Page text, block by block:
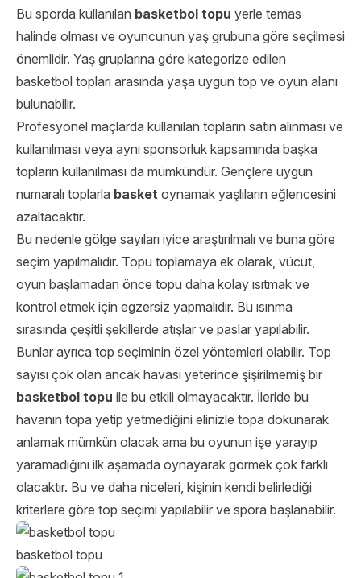
Bu sporda kullanılan basketbol topu yerle temas
halinde olması ve oyuncunun yaş grubuna göre seçilmesi
önemlidir. Yaş gruplarına göre kategorize edilen
basketbol topları arasında yaşa uygun top ve oyun alanı
bulunabilir.
Profesyonel maçlarda kullanılan topların satın alınması ve
kullanılması veya aynı sponsorluk kapsamında başka
topların kullanılması da mümkündür. Gençlere uygun
numaralı toplarla basket oynamak yaşlıların eğlencesini
azaltacaktır.
Bu nedenle gölge sayıları iyice araştırılmalı ve buna göre
seçim yapılmalıdır. Topu toplamaya ek olarak, vücut,
oyun başlamadan önce topu daha kolay ısıtmak ve
kontrol etmek için egzersiz yapmalıdır. Bu ısınma
sırasında çeşitli şekillerde atışlar ve paslar yapılabilir.
Bunlar ayrıca top seçiminin özel yöntemleri olabilir. Top
sayısı çok olan ancak havası yeterince şişirilmemiş bir
basketbol topu ile bu etkili olmayacaktır. İleride bu
havanın topa yetip yetmediğini elinizle topa dokunarak
anlamak mümkün olacak ama bu oyunun işe yarayıp
yaramadığını ilk aşamada oynayarak görmek çok farklı
olacaktır. Bu ve daha niceleri, kişinin kendi belirlediği
kriterlere göre top seçimi yapılabilir ve spora başlanabilir.
basketbol topu